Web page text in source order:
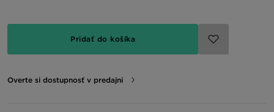
Pridať do košíka
Overte si dostupnosť v predajni